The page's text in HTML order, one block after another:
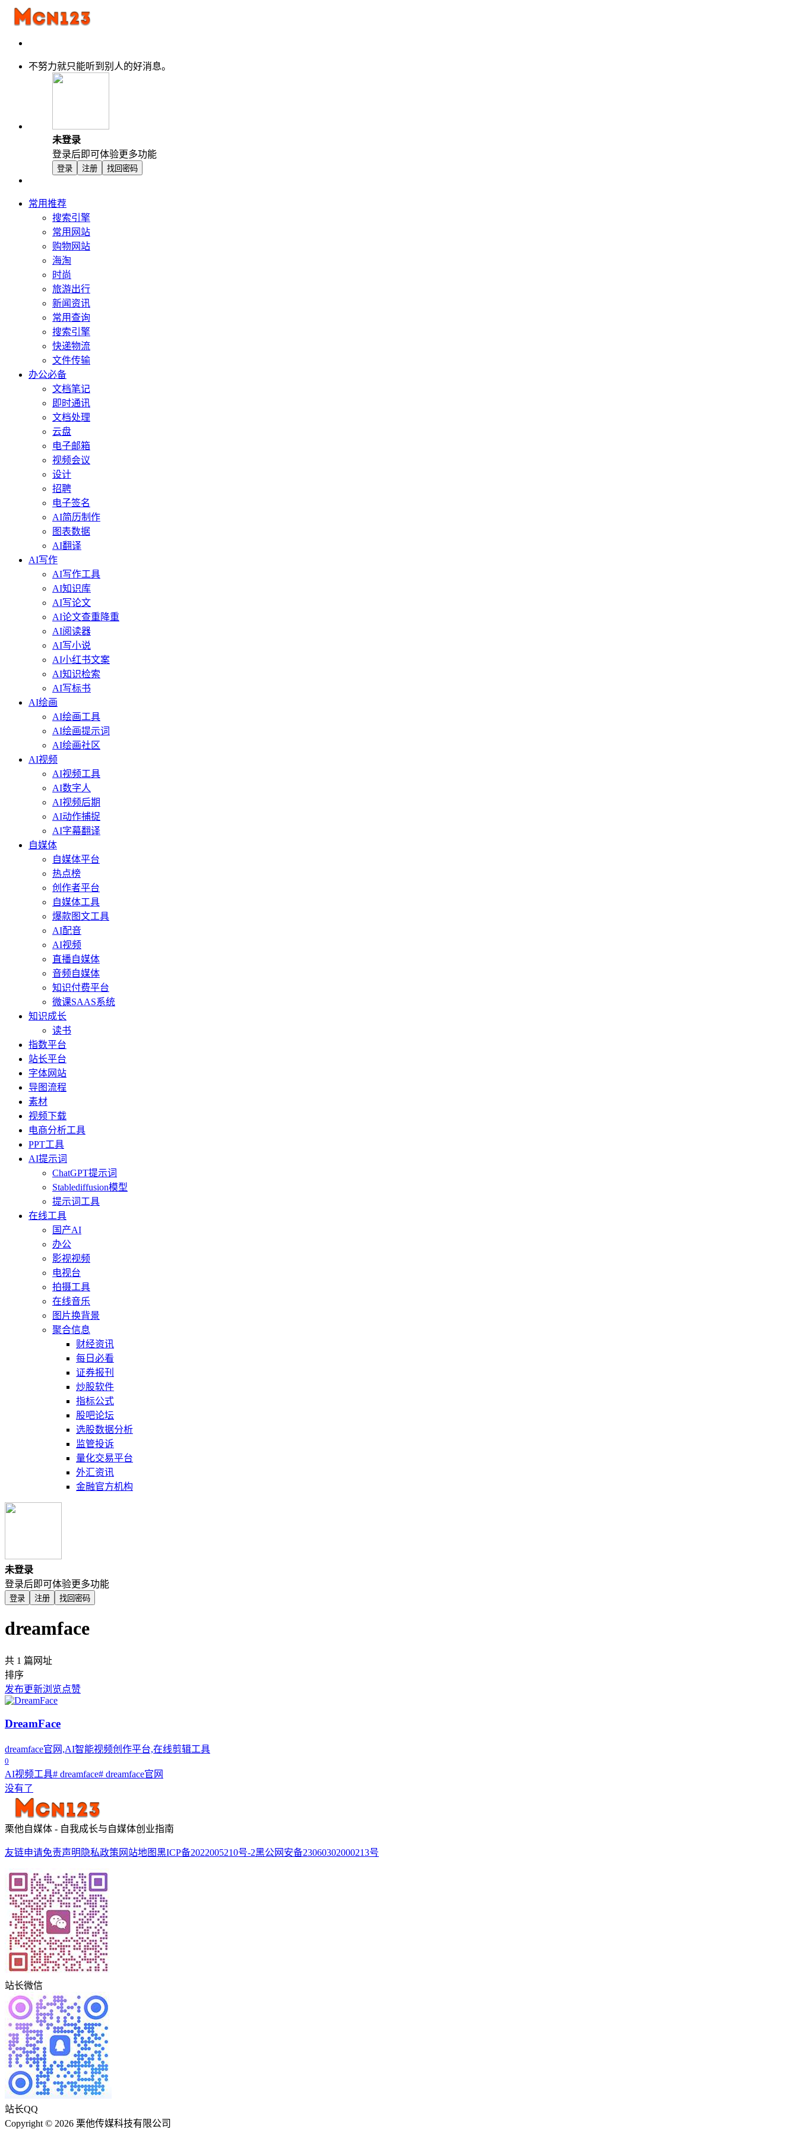
不努力就只能听到别人的好消息。
未登录
登录后即可体验更多功能
登录 注册 找回密码
常用推荐
搜索引擎
常用网站
购物网站
海淘
时尚
旅游出行
新闻资讯
常用查询
搜索引擎
快递物流
文件传输
办公必备
文档笔记
即时通讯
文档处理
云盘
电子邮箱
视频会议
设计
招聘
电子签名
AI简历制作
图表数据
AI翻译
AI写作
AI写作工具
AI知识库
AI写论文
AI论文查重降重
AI阅读器
AI写小说
AI小红书文案
AI知识检索
AI写标书
AI绘画
AI绘画工具
AI绘画提示词
AI绘画社区
AI视频
AI视频工具
AI数字人
AI视频后期
AI动作捕捉
AI字幕翻译
自媒体
自媒体平台
热点榜
创作者平台
自媒体工具
爆款图文工具
AI配音
AI视频
直播自媒体
音频自媒体
知识付费平台
微课SAAS系统
知识成长
读书
指数平台
站长平台
字体网站
导图流程
素材
视频下载
电商分析工具
PPT工具
AI提示词
ChatGPT提示词
Stablediffusion模型
提示词工具
在线工具
国产AI
办公
影视视频
电视台
拍摄工具
在线音乐
图片换背景
聚合信息
财经资讯
每日必看
证券报刊
炒股软件
指标公式
股吧论坛
选股数据分析
监管投诉
量化交易平台
外汇资讯
金融官方机构
未登录
登录后即可体验更多功能
登录 注册 找回密码
dreamface
共 1 篇网址
排序
发布更新浏览点赞
DreamFace
dreamface官网,AI智能视频创作平台,在线剪辑工具
0
AI视频工具# dreamface# dreamface官网
没有了
栗他自媒体 - 自我成长与自媒体创业指南
友链申请免责声明 隐私政策 网站地图黑ICP备2022005210号-2黑公网安备23060302000213号
站长微信
站长QQ
Copyright © 2026 栗他传媒科技有限公司